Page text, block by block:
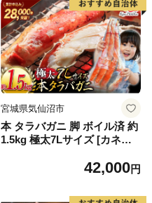
宮城県気仙沼市
本 タラバガニ 脚 ボイル済 約
1.5kg 極太7Lサイズ [カネダ
6] カニ かに 蟹 たらばがに た
42,000円